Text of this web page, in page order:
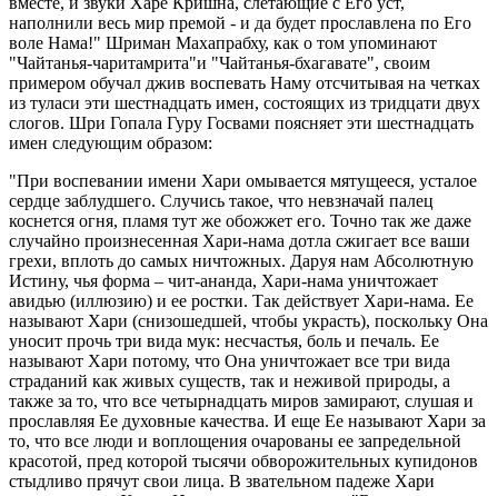
наполнили весь мир премой - и да будет прославлена по Его
воле Нама!" Шриман Махапрабху, как о том упоминают
"Чайтанья-чаритамрита"и "Чайтанья-бхагавате", своим
примером обучал джив воспевать Наму отсчитывая на четках
из туласи эти шестнадцать имен, состоящих из тридцати двух
слогов. Шри Гопала Гуру Госвами поясняет эти шестнадцать
имен следующим образом:
"При воспевании имени Хари омывается мятущееся, усталое
сердце заблудшего. Случись такое, что невзначай палец
коснется огня, пламя тут же обожжет его. Точно так же даже
случайно произнесенная Хари-нама дотла сжигает все ваши
грехи, вплоть до самых ничтожных. Даруя нам Абсолютную
Истину, чья форма – чит-ананда, Хари-нама уничтожает
авидью (иллюзию) и ее ростки. Так действует Хари-нама. Ее
называют Хари (снизошедшей, чтобы украсть), поскольку Она
уносит прочь три вида мук: несчастья, боль и печаль. Ее
называют Хари потому, что Она уничтожает все три вида
страданий как живых существ, так и неживой природы, а
также за то, что все четырнадцать миров замирают, слушая и
прославляя Ее духовные качества. И еще Ее называют Хари за
то, что все люди и воплощения очарованы ее запредельной
красотой, пред которой тысячи обворожительных купидонов
стыдливо прячут свои лица. В звательном падеже Хари